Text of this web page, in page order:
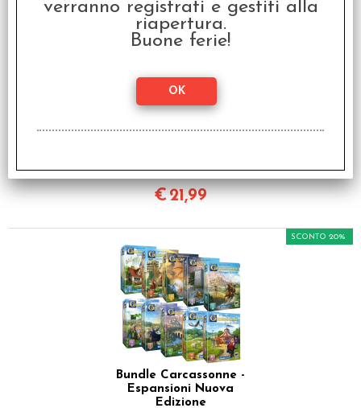
Italiano
€21,99
Bundle Carcassonne -
Espansioni Nuova
Edizione
SCONTO 20%
verranno registrati e gestiti alla
riapertura.
Buone ferie!